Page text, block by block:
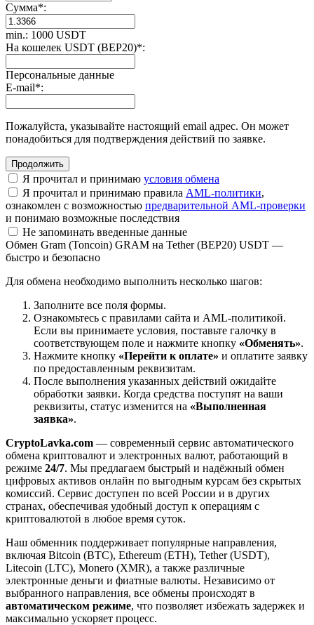
Сумма*:
min.: 1000 USDT
На кошелек USDT (BEP20)*:
Персональные данные
E-mail*:
Пожалуйста, указывайте настоящий email адрес. Он может
понадобиться для подтверждения действий по заявке.
Я прочитал и принимаю условия обмена
Я прочитал и принимаю правила AML-политики,
ознакомлен с возможностью предварительной AML-проверки
и понимаю возможные последствия
Не запоминать введенные данные
Обмен Gram (Toncoin) GRAM на Tether (BEP20) USDT —
быстро и безопасно
Для обмена необходимо выполнить несколько шагов:
Заполните все поля формы.
Ознакомьтесь с правилами сайта и AML-политикой.
Если вы принимаете условия, поставьте галочку в
соответствующем поле и нажмите кнопку «Обменять».
Нажмите кнопку «Перейти к оплате» и оплатите заявку
по предоставленным реквизитам.
После выполнения указанных действий ожидайте
обработки заявки. Когда средства поступят на ваши
реквизиты, статус изменится на «Выполненная
заявка».
CryptoLavka.com — современный сервис автоматического
обмена криптовалют и электронных валют, работающий в
режиме 24/7. Мы предлагаем быстрый и надёжный обмен
цифровых активов онлайн по выгодным курсам без скрытых
комиссий. Сервис доступен по всей России и в других
странах, обеспечивая удобный доступ к операциям с
криптовалютой в любое время суток.
Наш обменник поддерживает популярные направления,
включая Bitcoin (BTC), Ethereum (ETH), Tether (USDT),
Litecoin (LTC), Monero (XMR), а также различные
электронные деньги и фиатные валюты. Независимо от
выбранного направления, все обмены происходят в
автоматическом режиме, что позволяет избежать задержек и
максимально ускоряет процесс.